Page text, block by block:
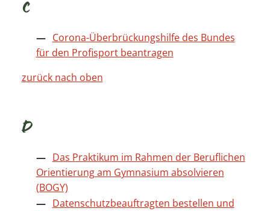
C
Corona-Überbrückungshilfe des Bundes
für den Profisport beantragen
zurück nach oben
D
Das Praktikum im Rahmen der Beruflichen
Orientierung am Gymnasium absolvieren
(BOGY)
Datenschutzbeauftragten bestellen und